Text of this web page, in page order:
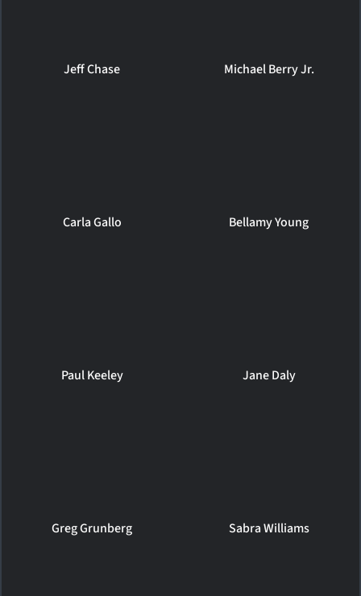
Jeff Chase Michael Berry Jr.
Carla Gallo Bellamy Young
Paul Keeley Jane Daly
Greg Grunberg Sabra Williams